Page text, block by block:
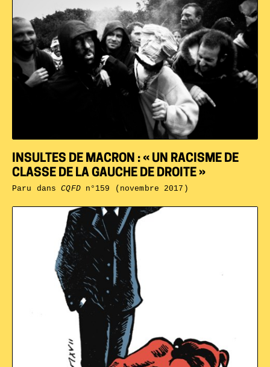
INSULTES DE MACRON : « UN RACISME DE
CLASSE DE LA GAUCHE DE DROITE »
Paru dansCQFDn°159 (novembre 2017)